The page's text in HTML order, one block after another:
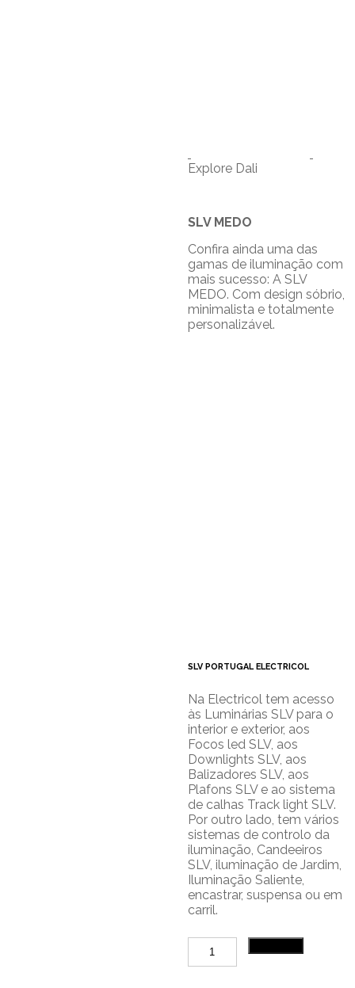
Explore Dali
SLV MEDO
Confira ainda uma das
gamas de iluminação com
mais sucesso: A SLV
MEDO. Com design sóbrio,
minimalista e totalmente
personalizável.
SLV PORTUGAL ELECTRICOL
Na Electricol tem acesso
às Luminárias SLV para o
interior e exterior, aos
Focos led SLV, aos
Downlights SLV, aos
Balizadores SLV, aos
Plafons SLV e ao sistema
de calhas Track light SLV.
Por outro lado, tem vários
sistemas de controlo da
iluminação, Candeeiros
SLV, iluminação de Jardim,
Iluminação Saliente,
encastrar, suspensa ou em
carril.
Quantidade